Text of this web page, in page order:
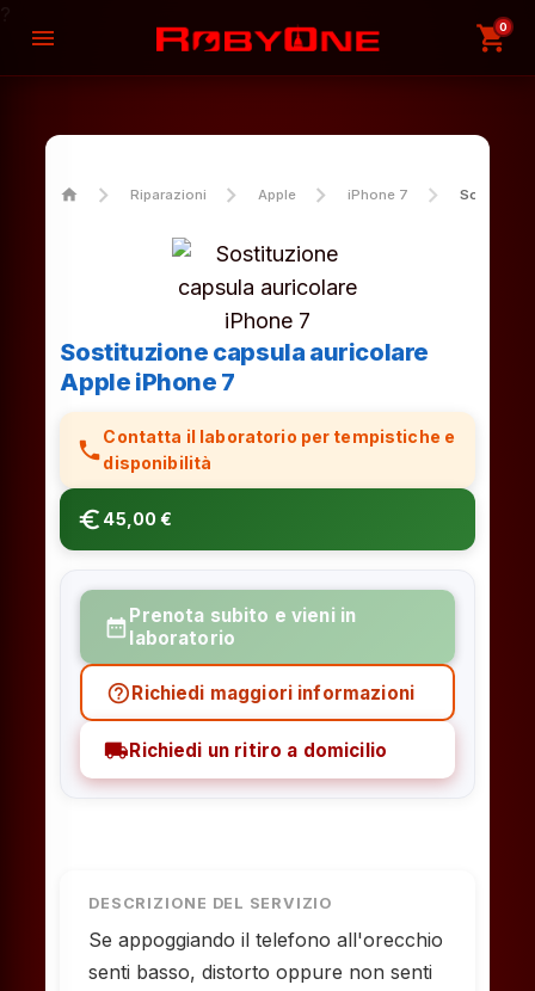
menu shopping_cart
0
home Riparazioni Apple iPhone 7
Sostituzione capsula auricolare
Apple iPhone 7
phone
Contatta il laboratorio per tempistiche e
disponibilità
euro_symbol 45,00 €
help_outlineRichiedi maggiori informazioni
date_range Prenota subito e vieni in
laboratorio
local_shippingRichiedi un ritiro a domicilio
DESCRIZIONE DEL SERVIZIO
Se appoggiando il telefono all'orecchio
senti basso, distorto oppure non senti